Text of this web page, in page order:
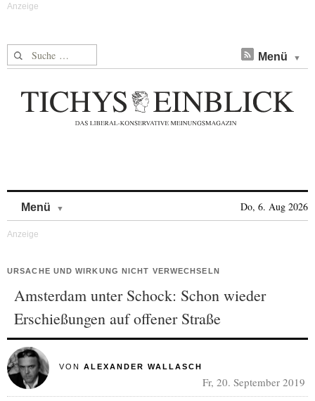
Suche nach: Menü
Menü Do, 6. Aug 2026
URSACHE UND WIRKUNG NICHT VERWECHSELN
Amsterdam unter Schock: Schon wieder
Erschießungen auf offener Straße
VON ALEXANDER WALLASCH
Fr, 20. September 2019